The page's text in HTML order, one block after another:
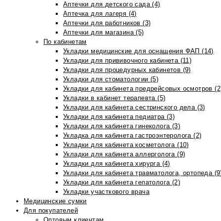
Аптечки для детского сада (4)
Аптечка для лагеря (4)
Аптечки для работников (3)
Аптечки для магазина (5)
По кабинетам
Укладки медицинские для оснащения ФАП (14)
Укладки для прививочного кабинета (11)
Укладки для процедурных кабинетов (9)
Укладки для стоматологии (5)
Укладки для кабинета предрейсовых осмотров
Укладки в кабинет терапевта (5)
Укладки для кабинета сестринского дела (3)
Укладки для кабинета педиатра (3)
Укладки для кабинета гинеколога (3)
Укладка для кабинета гастроэнтеролога (2)
Укладки для кабинета косметолога (10)
Укладки для кабинета аллерголога (9)
Укладки для кабинета хирурга (4)
Укладки для кабинета травматолога, ортопеда
Укладки для кабинета гепатолога (2)
Укладки участкового врача
Медицинские сумки
Для покупателей